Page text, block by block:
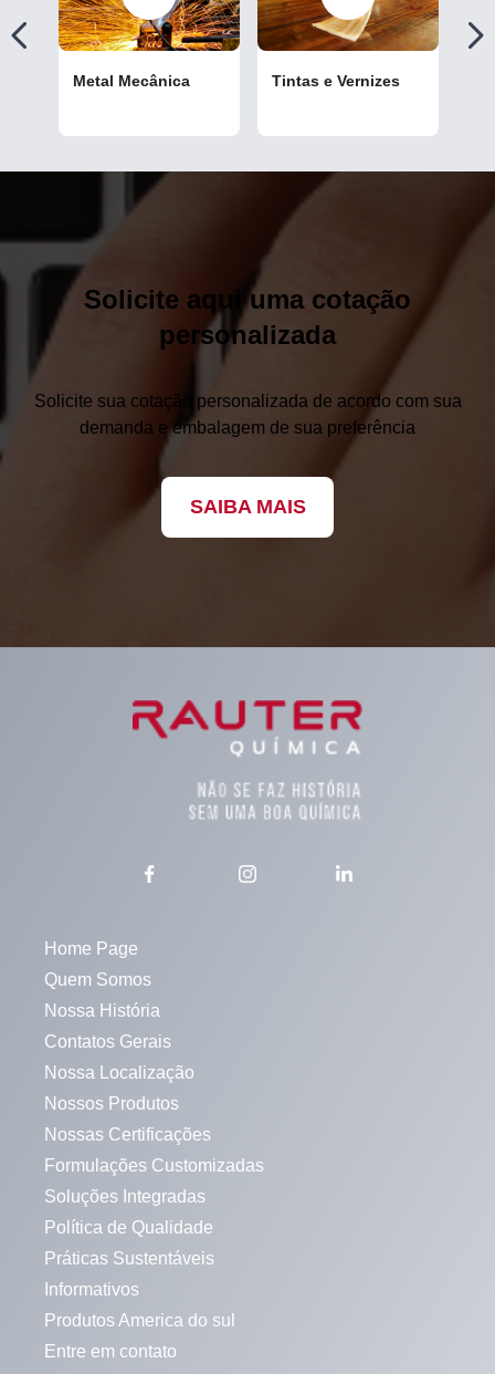
Metal Mecânica Tintas e Vernizes
Solicite aqui uma cotação
personalizada
Solicite sua cotação personalizada de acordo com sua
demanda e embalagem de sua preferência
SAIBA MAIS
Home Page
Quem Somos
Nossa História
Contatos Gerais
Nossa Localização
Nossos Produtos
Nossas Certificações
Formulações Customizadas
Soluções Integradas
Política de Qualidade
Práticas Sustentáveis
Informativos
Produtos America do sul
Entre em contato